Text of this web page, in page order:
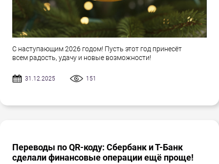
С наступающим 2026 годом! Пусть этот год принесёт
всем радость, удачу и новые возможности!
31.12.2025 151
Переводы по QR-коду: Сбербанк и Т-Банк
сделали финансовые операции ещё проще!